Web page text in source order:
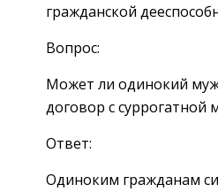
гражданской
Вопрос:
Может ли одинокий
договор с суррогатной
Ответ:
Одиноким гражданам